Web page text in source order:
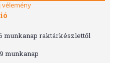
vélemény
munkanap raktárkészlettől
munkanap